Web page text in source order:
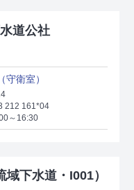
道公社
衛室）
212 161*04
～16:30
域下水道・I001）